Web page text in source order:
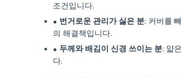
조건입니다.
번거로운 관리가 싫은 분: 커버를
의 해결책입니다.
두께와 배김이 신경 쓰이는 분: 얇
다.